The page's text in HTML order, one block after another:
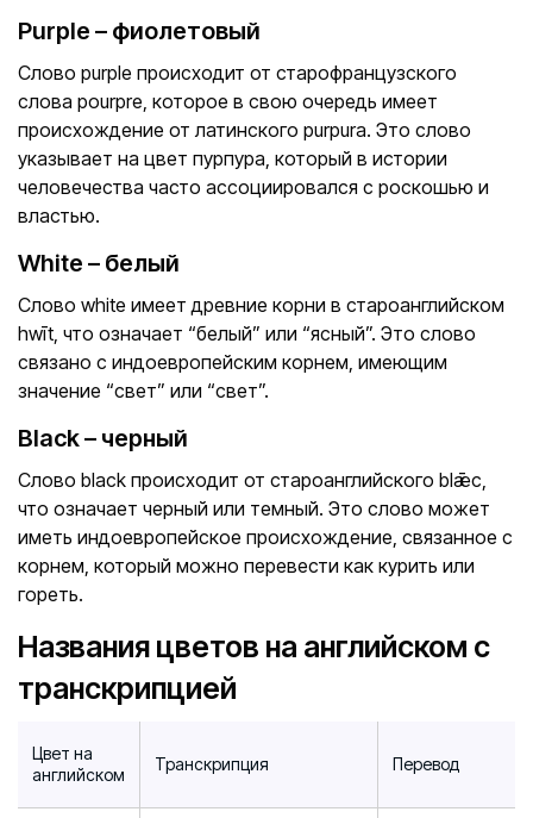
Purple – фиолетовый
Слово purple происходит от старофранцузского
слова pourpre, которое в свою очередь имеет
происхождение от латинского purpura. Это слово
указывает на цвет пурпура, который в истории
человечества часто ассоциировался с роскошью и
властью.
White – белый
Слово white имеет древние корни в староанглийском
hwīt, что означает “белый” или “ясный”. Это слово
связано с индоевропейским корнем, имеющим
значение “свет” или “свет”.
Black – черный
Слово black происходит от староанглийского blǣc,
что означает черный или темный. Это слово может
иметь индоевропейское происхождение, связанное с
корнем, который можно перевести как курить или
гореть.
Названия цветов на английском с
транскрипцией
Цвет на
английском
Транскрипция Перевод